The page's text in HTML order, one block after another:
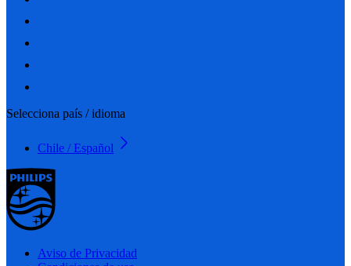
Selecciona país / idioma
Chile / Español
Aviso de Privacidad